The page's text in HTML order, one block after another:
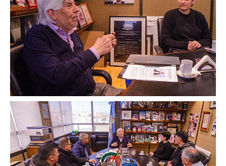
Secretaría de Relaciones Internacionales
Secretaría de la Mujer
Secretaría de Turismo
Secretaría de Capacitación
Sec. Derechos Humanos
Secretaría de Acción Social
Secretaría de Accidentes de Trabajo
Secretaría de Asuntos Jurídicos